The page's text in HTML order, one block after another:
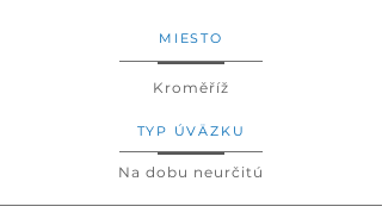
MIESTO
Kroměříž
TYP ÚVÄZKU
Na dobu neurčitú